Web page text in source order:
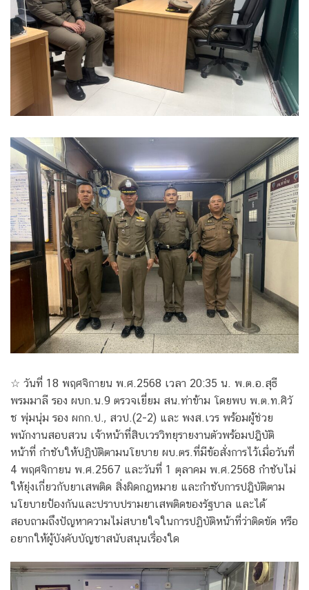
☆ วันที่ 18 พฤศจิกายน พ.ศ.2568 เวลา 20:35 น. พ.ต.อ.สุธี
พรมมาลี รอง ผบก.น.9 ตรวจเยี่ยม สน.ท่าข้าม โดยพบ พ.ต.ท.ศิวั
ช พุ่มนุ่ม รอง ผกก.ป., สวป.(2-2) และ พงส.เวร พร้อมผู้ช่วย
พนักงานสอบสวน เจ้าหน้าที่สิบเวรวิทยุรายงานตัวพร้อมปฎิบัติ
หน้าที่ กำชับให้ปฏิบัติตามนโยบาย ผบ.ตร.ที่มีข้อสั่งการไว้เมื่อวันที่
4 พฤศจิกายน พ.ศ.2567 และวันที่ 1 ตุลาคม พ.ศ.2568 กำชับไม่
ให้ยุ่งเกี่ยวกับยาเสพติด สิ่งผิดกฎหมาย และกำชับการปฎิบัติตาม
นโยบายป้องกันและปราบปรามยาเสพติดของรัฐบาล และได้
สอบถามถึงปัญหาความไม่สบายใจในการปฏิบัติหน้าที่ว่าติดขัด หรือ
อยากให้ผู้บังคับบัญชาสนับสนุนเรื่องใด